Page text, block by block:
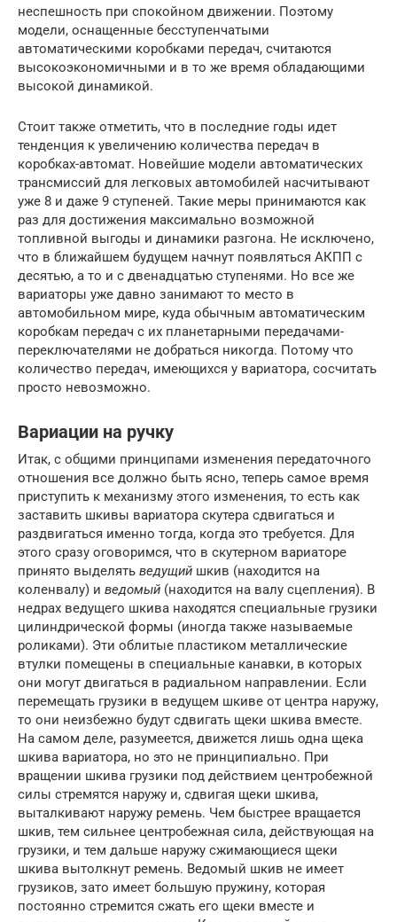
неспешность при спокойном движении. Поэтому
модели, оснащенные бесступенчатыми
автоматическими коробками передач, считаются
высокоэкономичными и в то же время обладающими
высокой динамикой.
Стоит также отметить, что в последние годы идет
тенденция к увеличению количества передач в
коробках-автомат. Новейшие модели автоматических
трансмиссий для легковых автомобилей насчитывают
уже 8 и даже 9 ступеней. Такие меры принимаются как
раз для достижения максимально возможной
топливной выгоды и динамики разгона. Не исключено,
что в ближайшем будущем начнут появляться АКПП с
десятью, а то и с двенадцатью ступенями. Но все же
вариаторы уже давно занимают то место в
автомобильном мире, куда обычным автоматическим
коробкам передач с их планетарными передачами-
переключателями не добраться никогда. Потому что
количество передач, имеющихся у вариатора, сосчитать
просто невозможно.
Вариации на ручку
Итак, с общими принципами изменения передаточного
отношения все должно быть ясно, теперь самое время
приступить к механизму этого изменения, то есть как
заставить шкивы вариатора скутера сдвигаться и
раздвигаться именно тогда, когда это требуется. Для
этого сразу оговоримся, что в скутерном вариаторе
принято выделять ведущий шкив (находится на
коленвалу) и ведомый (находится на валу сцепления). В
недрах ведущего шкива находятся специальные грузики
цилиндрической формы (иногда также называемые
роликами). Эти облитые пластиком металлические
втулки помещены в специальные канавки, в которых
они могут двигаться в радиальном направлении. Если
перемещать грузики в ведущем шкиве от центра наружу,
то они неизбежно будут сдвигать щеки шкива вместе.
На самом деле, разумеется, движется лишь одна щека
шкива вариатора, но это не принципиально. При
вращении шкива грузики под действием центробежной
силы стремятся наружу и, сдвигая щеки шкива,
выталкивают наружу ремень. Чем быстрее вращается
шкив, тем сильнее центробежная сила, действующая на
грузики, и тем дальше наружу сжимающиеся щеки
шкива вытолкнут ремень. Ведомый шкив не имеет
грузиков, зато имеет большую пружину, которая
постоянно стремится сжать его щеки вместе и